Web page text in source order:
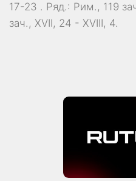
17-23 . Ряд.: Рим., 119
зач., XVII, 24 - XVIII, 4.